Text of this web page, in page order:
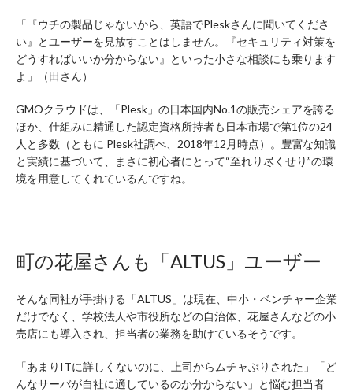
「『ウチの製品じゃないから、英語でPleskさんに聞いてくださ
い』とユーザーを見放すことはしません。『セキュリティ対策を
どうすればいいか分からない』といった小さな相談にも乗ります
よ」（田さん）
GMOクラウドは、「Plesk」の日本国内No.1の販売シェアを誇る
ほか、仕組みに精通した認定資格所持者も日本市場で第1位の24
人と多数（ともに Plesk社調べ、2018年12月時点）。豊富な知識
と実績に基づいて、まさに初心者にとって“至れり尽くせり”の環
境を用意してくれているんですね。
町の花屋さんも「ALTUS」ユーザー
そんな同社が手掛ける「ALTUS」は現在、中小・ベンチャー企業
だけでなく、学校法人や市役所などの自治体、花屋さんなどの小
売店にも導入され、担当者の業務を助けているそうです。
「あまりITに詳しくないのに、上司からムチャぶりされた」「ど
んなサーバが自社に適しているのか分からない」と悩む担当者